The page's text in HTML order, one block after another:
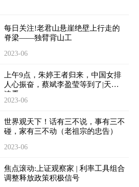
每日关注!老君山悬崖绝壁上行走的
脊梁——独臂背山工
2023-06
上午9点，朱婷王者归来，中国女排
人心振奋，蔡斌李盈莹等到了|天天
速看
2023-06
世界观天下！话有三不说，事有三不
碰，家有三不动（老祖宗的忠告）
2023-06
焦点滚动:上证观察家 | 利率工具组合
调整释放政策积极信号